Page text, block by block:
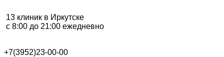
13 клиник в Иркутске
с 8:00 до 21:00 ежедневно
+7(3952)23-00-00